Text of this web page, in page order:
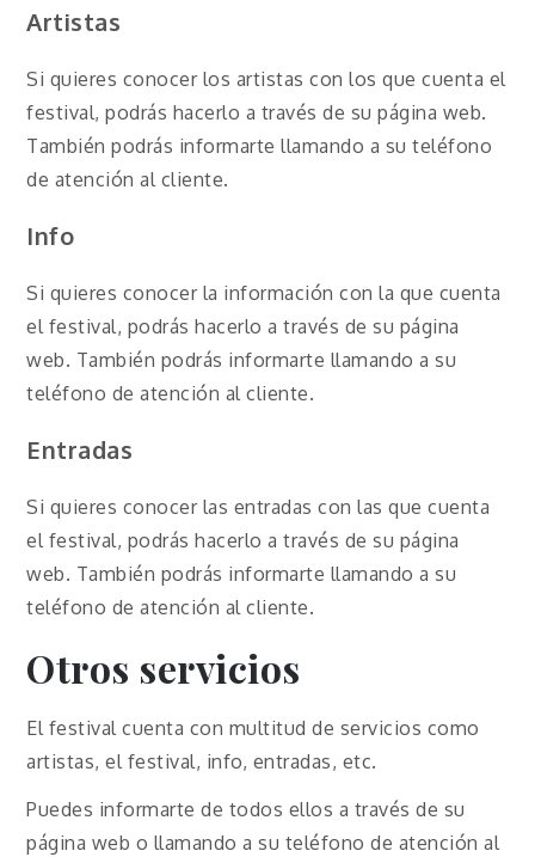
Artistas
Si quieres conocer los artistas con los que cuenta el
festival, podrás hacerlo a través de su página web.
También podrás informarte llamando a su teléfono
de atención al cliente.
Info
Si quieres conocer la información con la que cuenta
el festival, podrás hacerlo a través de su página
web. También podrás informarte llamando a su
teléfono de atención al cliente.
Entradas
Si quieres conocer las entradas con las que cuenta
el festival, podrás hacerlo a través de su página
web. También podrás informarte llamando a su
teléfono de atención al cliente.
Otros servicios
El festival cuenta con multitud de servicios como
artistas, el festival, info, entradas, etc.
Puedes informarte de todos ellos a través de su
página web o llamando a su teléfono de atención al